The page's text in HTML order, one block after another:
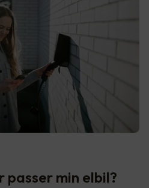
passer min elbil?